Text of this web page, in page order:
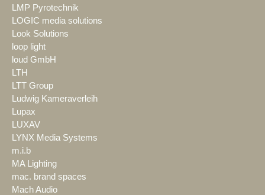
LMP Pyrotechnik
LOGIC media solutions
Look Solutions
loop light
loud GmbH
LTH
LTT Group
Ludwig Kameraverleih
Lupax
LUXAV
LYNX Media Systems
m.i.b
MA Lighting
mac. brand spaces
Mach Audio